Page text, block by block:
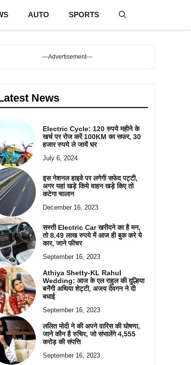
AUTO SPORTS
---Advertisement---
News
Electric Cycle: 120 रुपये महीने के
खर्च पर रोज करें 100KM का सफर, 30
हजार रुपये ले जायें घर
July 6, 2024
इस नेशनल हाइवे पर लगेगी सफेद पट्टी,
अगर यहां खड़े किये वाहन खड़े किए तो
कटेगा चालान
December 16, 2023
सस्ती Electric Car खरीदने का है मन,
तो 8.49 लाख रुपये में आज ही बुक करे ये
कार, जाने फीचर
September 16, 2023
Athiya Shetty-KL Rahul
Wedding: आज के एल राहुल की दुल्हिया
बनेंगी अथिया शेट्टी, अजय देवगन ने दी
बधाई
September 16, 2023
ललित मोदी ने की अपने वारिस की घोषणा,
जाने कौन है रुचिर, जो संभालेंगे 4,555
करोड़ की संपत्ति
September 16, 2023